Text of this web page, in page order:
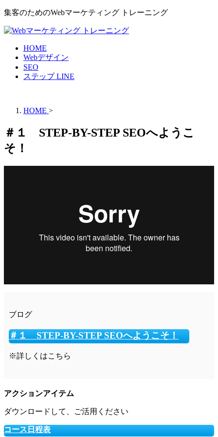
集客のためのWebマーケティング トレーニング
HOME
Webデザイン
SEO
ステップ LINE
HOME >
＃１ STEP-BY-STEP SEOへようこ
そ！
ブログ
＃１ STEP-BY-STEP SEOへようこそ！
※詳しくはこちら
アクションアイテム
ダウンロードして、ご活用ください
コース日程表